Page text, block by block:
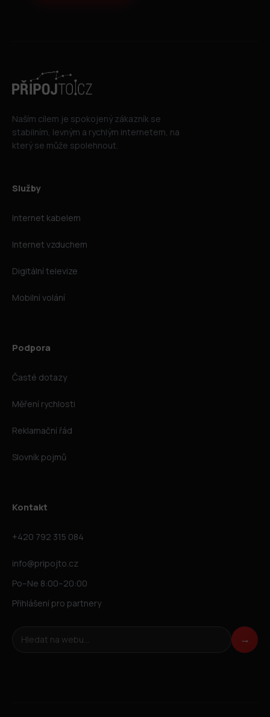
Naším cílem je spokojený zákazník se
stabilním, levným a rychlým internetem, na
který se může spolehnout.
Služby
Internet kabelem
Internet vzduchem
Digitální televize
Mobilní volání
Podpora
Časté dotazy
Měření rychlosti
Reklamační řád
Slovník pojmů
Kontakt
+420 792 315 084
info@pripojto.cz
Po–Ne 8:00–20:00
Přihlášení pro partnery
Hledat na webu →